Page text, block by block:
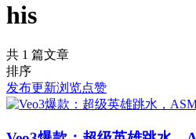
his
共 1 篇文章
排序
发布更新浏览点赞